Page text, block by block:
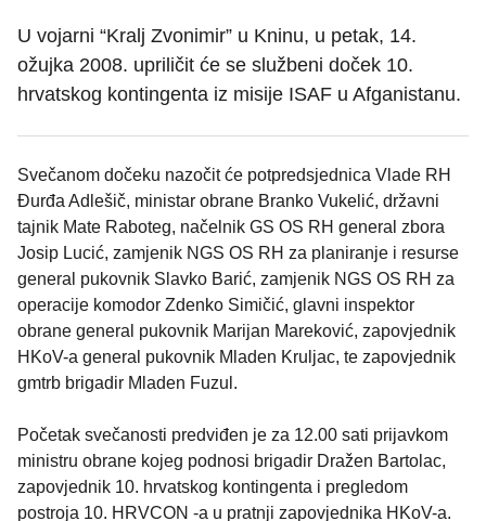
U vojarni “Kralj Zvonimir” u Kninu, u petak, 14.
ožujka 2008. upriličit će se službeni doček 10.
hrvatskog kontingenta iz misije ISAF u Afganistanu.
Svečanom dočeku nazočit će potpredsjednica Vlade RH
Đurđa Adlešič, ministar obrane Branko Vukelić, državni
tajnik Mate Raboteg, načelnik GS OS RH general zbora
Josip Lucić, zamjenik NGS OS RH za planiranje i resurse
general pukovnik Slavko Barić, zamjenik NGS OS RH za
operacije komodor Zdenko Simičić, glavni inspektor
obrane general pukovnik Marijan Mareković, zapovjednik
HKoV-a general pukovnik Mladen Kruljac, te zapovjednik
gmtrb brigadir Mladen Fuzul.
Početak svečanosti predviđen je za 12.00 sati prijavkom
ministru obrane kojeg podnosi brigadir Dražen Bartolac,
zapovjednik 10. hrvatskog kontingenta i pregledom
postroja 10. HRVCON -a u pratnji zapovjednika HKoV-a.